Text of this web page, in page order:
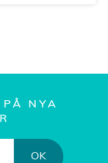
PÅ NYA
OK